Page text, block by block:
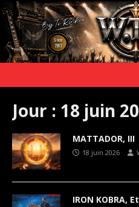
Jour : 18 juin
MATTADOR, III
18 juin 2026
IRON KOBRA,